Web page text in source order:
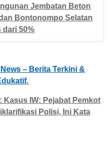
Jembatan Beton
Bontonompo Selatan
dari 50%
– Berita Terkini &
Kasus IW: Pejabat Pemkot
Polisi, Ini Kata